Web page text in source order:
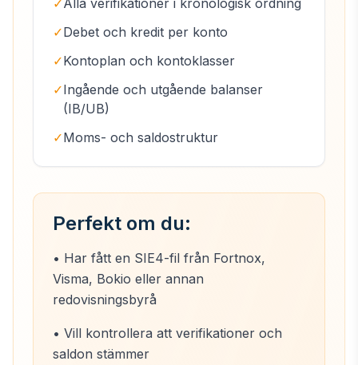
✓Alla verifikationer i kronologisk ordning
✓Debet och kredit per konto
✓Kontoplan och kontoklasser
✓Ingående och utgående balanser
(IB/UB)
✓Moms- och saldostruktur
Perfekt om du:
• Har fått en SIE4-fil från Fortnox,
Visma, Bokio eller annan
redovisningsbyrå
• Vill kontrollera att verifikationer och
saldon stämmer